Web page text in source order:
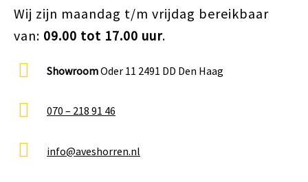
Wij zijn maandag t/m vrijdag bereikbaar
van: 09.00 tot 17.00 uur.
ShowroomOder 11 2491 DD Den Haag
070 – 218 91 46
info@aveshorren.nl